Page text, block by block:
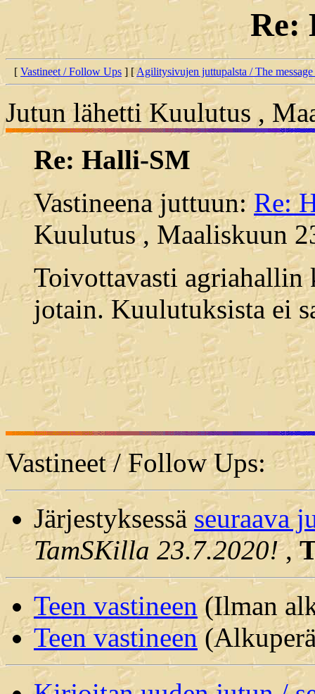
Re:
[ Vastineet / Follow Ups ] [Agilitysivujen juttupalsta / The
Jutun lähetti Kuulutus ,
Re: Halli-SM
Vastineena juttuun:Re:
Kuulutus , Maaliskuun
Toivottavasti agriahallin
jotain. Kuulutuksista ei
Vastineet / Follow Ups:
Järjestyksessä seuraava
TamSKilla 23.7.2020!,
Teen vastineen (Ilman
Teen vastineen